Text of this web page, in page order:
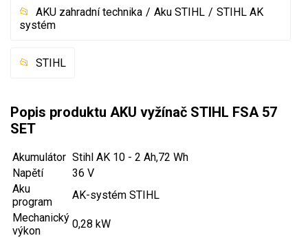
Elektrické pily
Jednoruční pily
Aku křovinořezy a vyžínače
Aku sekačky
Aku STIHL
Aku AL-KO
AKU zahradní technika Aku STIHL
STIHL AK
systém
STIHL
Popis produktu AKU vyžínač STIHL FSA 57
SET
Akumulátor Stihl AK 10 - 2 Ah,72 Wh
Napětí
36 V
Aku
program
AK-systém STIHL
Mechanický
výkon
0,28 kW